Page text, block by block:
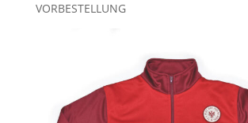
VORBESTELLUNG